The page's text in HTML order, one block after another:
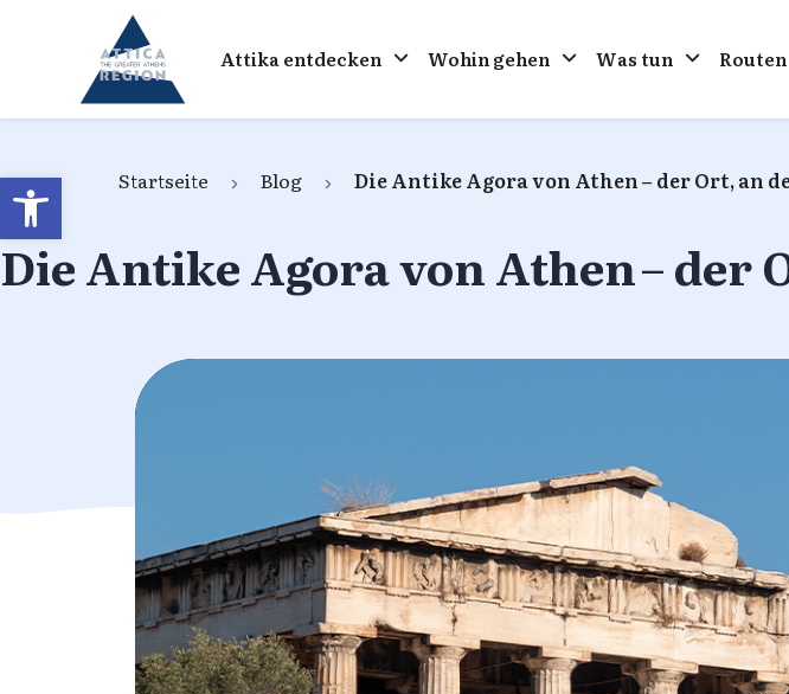
Open toolbar
Go to home
Attika entdecken Wohin gehen Was tun Routen
Startseite Blog Die Antike Agora von Athen – der Ort, an
Die Antike Agora von Athen – der